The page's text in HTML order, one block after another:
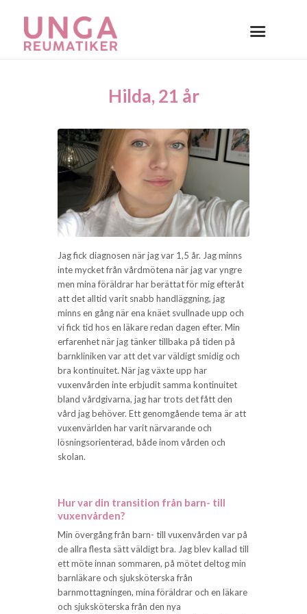
Hilda, 21 år
Jag fick diagnosen när jag var 1,5 år. Jag minns
inte mycket från vårdmötena när jag var yngre
men mina föräldrar har berättat för mig efteråt
att det alltid varit snabb handläggning, jag
minns en gång när ena knäet svullnade upp och
vi fick tid hos en läkare redan dagen efter. Min
erfarenhet när jag tänker tillbaka på tiden på
barnkliniken var att det var väldigt smidig och
bra kontinuitet. När jag växte upp har
vuxenvården inte erbjudit samma kontinuitet
bland vårdgivarna, jag har trots det fått den
vård jag behöver. Ett genomgående tema är att
vuxenvärlden har varit närvarande och
lösningsorienterad, både inom vården och
skolan.
Hur var din transition från barn- till
vuxenvården?
Min övergång från barn- till vuxenvården var på
de allra flesta sätt väldigt bra. Jag blev kallad till
ett möte innan sommaren, på mötet deltog min
barnläkare och sjuksköterska från
barnmottagningen, mina föräldrar och en läkare
och sjuksköterska från den nya